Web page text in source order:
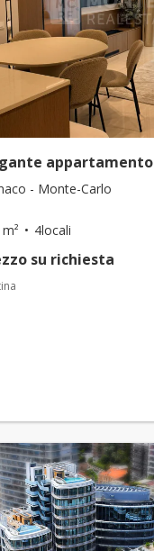
- Monte-Carlo
4locali
su richiesta